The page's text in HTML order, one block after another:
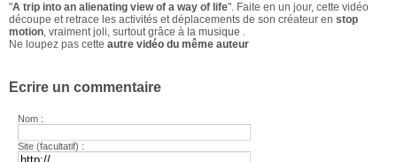
"A trip into an alienating view of a way of life". Faite en un jour, cette vidéo
découpe et retrace les activités et déplacements de son créateur en stop
motion, vraiment joli, surtout grâce à la musique .
Ne loupez pas cette autre vidéo du même auteur
Ecrire un commentaire
Nom :
Site (facultatif) :